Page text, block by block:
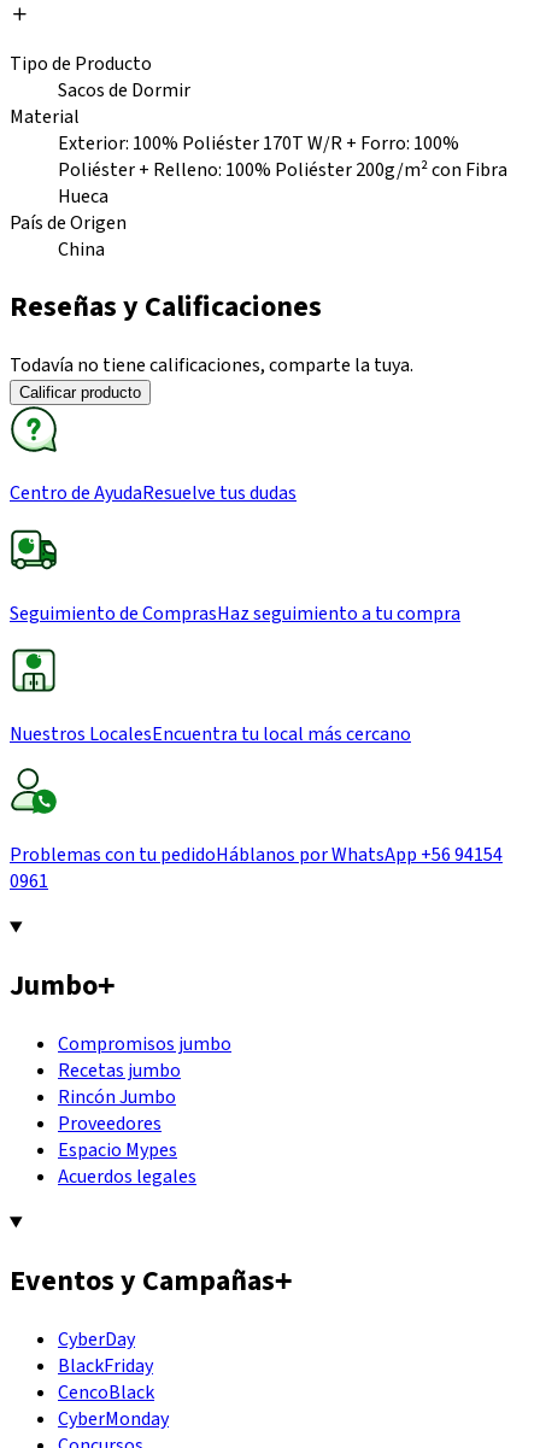
Tipo de Producto
Sacos de Dormir
Material
Exterior: 100% Poliéster 170T W/R + Forro: 100%
Poliéster + Relleno: 100% Poliéster 200g/m² con Fibra
Hueca
País de Origen
China
Reseñas y Calificaciones
Todavía no tiene calificaciones, comparte la tuya.
Calificar producto
Centro de AyudaResuelve tus dudas
Seguimiento de ComprasHaz seguimiento a tu compra
Nuestros LocalesEncuentra tu local más cercano
Problemas con tu pedidoHáblanos por WhatsApp +56 94154
0961
Jumbo+
Compromisos jumbo
Recetas jumbo
Rincón Jumbo
Proveedores
Espacio Mypes
Acuerdos legales
Eventos y Campañas+
CyberDay
BlackFriday
CencoBlack
CyberMonday